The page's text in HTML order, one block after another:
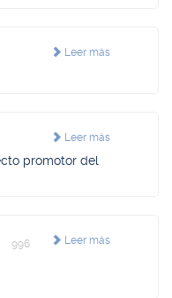
Leer más
Leer más
promotor del
Leer más
996